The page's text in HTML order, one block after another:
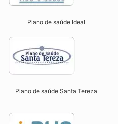
Plano de saúde Ideal
Plano de saúde Santa Tereza